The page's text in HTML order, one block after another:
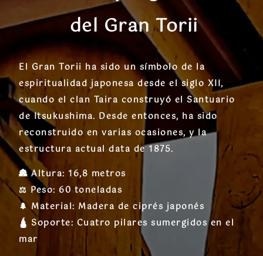
del Gran Torii
El Gran Torii ha sido un símbolo de la
espiritualidad japonesa desde elsiglo XII,
cuando el clan Taira construyó el Santuario
de Itsukushima. Desde entonces, ha sido
reconstruido en varias ocasiones, y la
estructura actual data de1875.
🏯Altura: 16,8 metros
⚖️ Peso: 60 toneladas
🌲 Material: Madera de ciprés japonés
🛕 Soporte: Cuatro pilares sumergidos en el
mar